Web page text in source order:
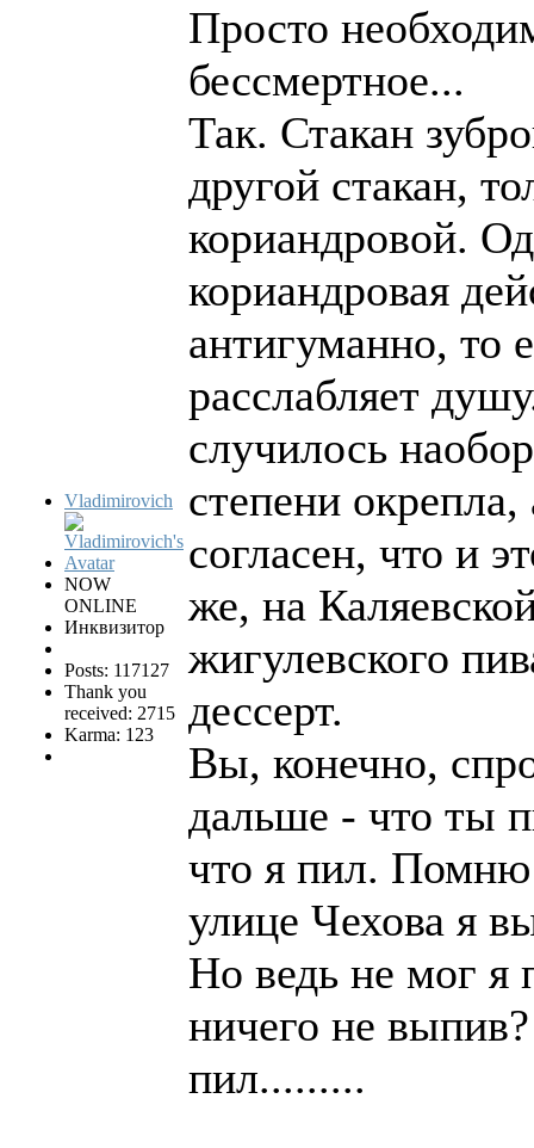
Vladimirovich
NOW
ONLINE
Инквизитор
Posts: 117127
Thank you
received: 2715
Karma: 123
Просто
бессмертное...
Так. Стакан
другой стакан,
кориандровой.
кориандровая
антигуманно, то
расслабляет
случилось
степени
согласен, что и
же, на
жигулевского
дессерт.
Вы, конечно,
дальше - что ты
что я пил. Помню
улице Чехова я
Но ведь не мог я
ничего не
пил.........